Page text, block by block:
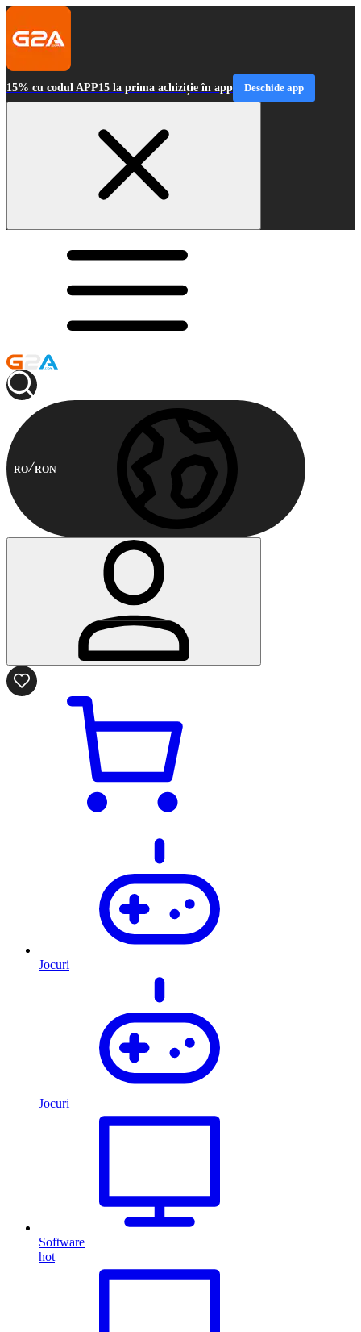
15% cu codul APP15 la prima achiziție în app Deschide app
RO RON
Jocuri
Jocuri
Software
hot